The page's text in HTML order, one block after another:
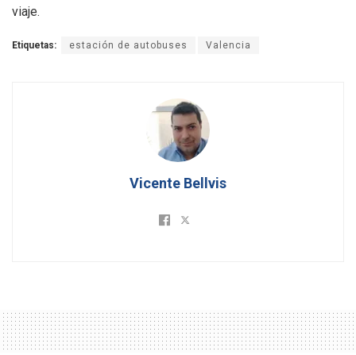
viaje.
Etiquetas: estación de autobuses Valencia
Vicente Bellvis